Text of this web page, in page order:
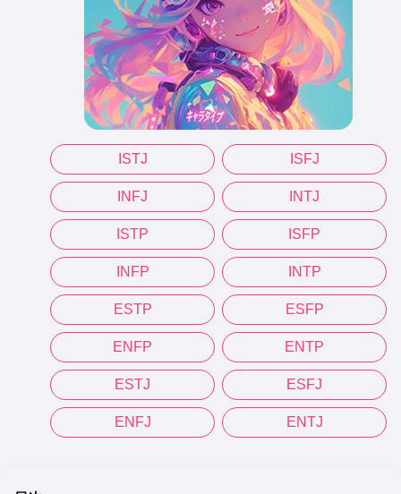
ISTJ ISFJ
INFJ INTJ
ISTP ISFP
INFP INTP
ESTP ESFP
ENFP ENTP
ESTJ ESFJ
ENFJ ENTJ